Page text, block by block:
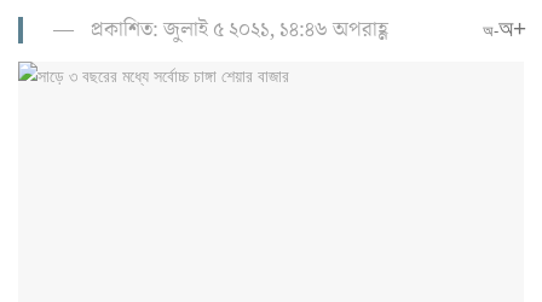
প্রকাশিত: জুলাই ৫ ২০২১, ১৪:৪৬ অপরাহ্ণ অ-অ+